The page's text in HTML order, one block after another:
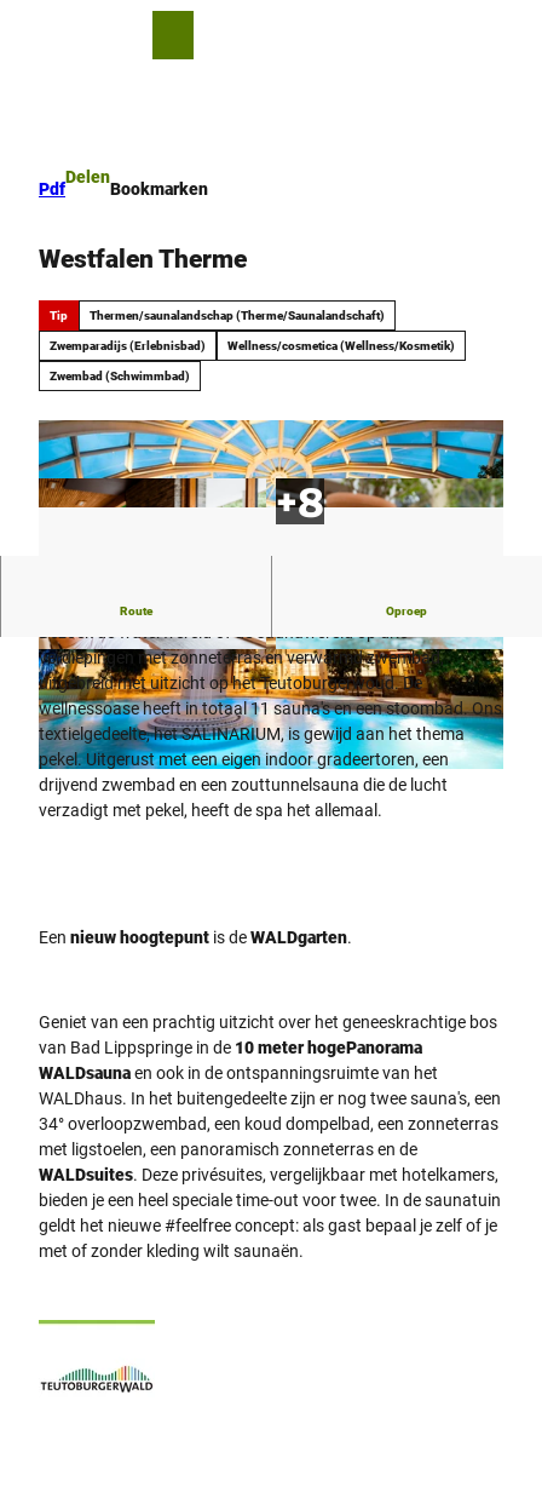
Pdf
Delen
Bookmarken
Westfalen Therme
Tip Thermen/saunalandschap (Therme/Saunalandschaft)
Zwemparadijs (Erlebnisbad) Wellness/cosmetica (Wellness/Kosmetik)
Zwembad (Schwimmbad)
© Teutoburger Wald , Westfalen-Therme GmbH & Co. KG |
© Westfalen-Therme GmbH & Co. KG |
CC-BY-SA
© Teutoburger Wald, Westfalen-Therme GmbH
& Co. KG |CC-BY-SA
Route Oproep
Je kunt genieten van een ontspannen dagje bij ons.
verdiepingen met zonneterras en verwarmd zwembad,
uitgebreid met uitzicht op het Teutoburgerwoud. De
wellnessoase heeft in totaal 11 sauna's en een stoombad. Ons
textielgedeelte, het SALINARIUM, is gewijd aan het thema
pekel. Uitgerust met een eigen indoor gradeertoren, een
drijvend zwembad en een zouttunnelsauna die de lucht
verzadigt met pekel, heeft de spa het allemaal.
Een nieuw hoogtepunt is deWALDgarten.
Geniet van een prachtig uitzicht over het geneeskrachtige bos
van Bad Lippspringe in de 10 meter hogePanorama
WALDsaunaen ook in de ontspanningsruimte van het
WALDhaus. In het buitengedeelte zijn er nog twee sauna's, een
34° overloopzwembad, een koud dompelbad, een zonneterras
met ligstoelen, een panoramisch zonneterras en de
WALDsuites. Deze privésuites, vergelijkbaar met hotelkamers,
bieden je een heel speciale time-out voor twee. In de saunatuin
geldt het nieuwe #feelfree concept: als gast bepaal je zelf of je
met of zonder kleding wilt saunaën.